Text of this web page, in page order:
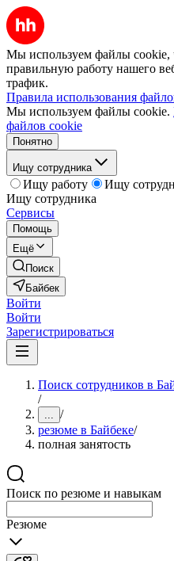
Мы используем файлы cookie,
правильную работу нашего
трафик.
Правила использования
Мы используем файлы cookie.
файлов cookie
Понятно
Ищу сотрудника
Ищу работу
Ищу
Ищу сотрудника
Сервисы
Помощь
Ещё
Поиск
Байбек
Войти
Войти
Зарегистрироваться
Поиск сотрудников в
/
... /
резюме в Байбеке/
полная занятость
Поиск по резюме и навыкам
Резюме